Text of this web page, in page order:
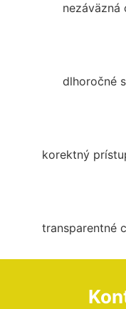
nezáväzná
dlhoročné
korektný
transparentné